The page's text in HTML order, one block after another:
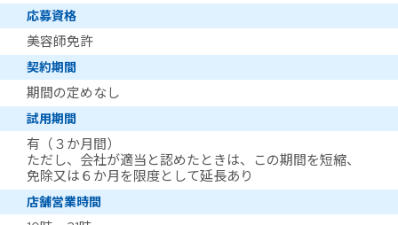
応募資格
美容師免許
契約期間
期間の定めなし
試用期間
有（３か月間）
ただし、会社が適当と認めたときは、この期間を短縮、
免除又は６か月を限度として延長あり
店舗営業時間